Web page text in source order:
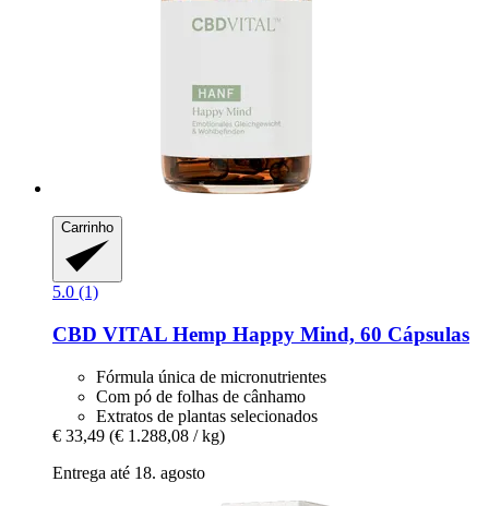
Carrinho
5.0 (1)
CBD VITAL Hemp Happy Mind, 60 Cápsulas
Fórmula única de micronutrientes
Com pó de folhas de cânhamo
Extratos de plantas selecionados
€ 33,49 (€ 1.288,08 / kg)
Entrega até 18. agosto